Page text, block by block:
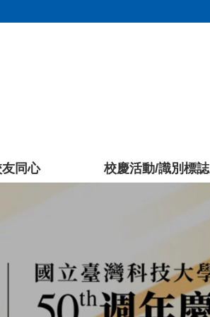
同心 校慶活動/識別標誌